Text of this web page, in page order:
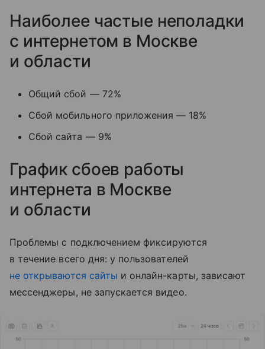
Наиболее частые неполадки
с интернетом в Москве
и области
Общий сбой — 72%
Сбой мобильного приложения — 18%
Сбой сайта — 9%
График сбоев работы
интернета в Москве
и области
Проблемы с подключением фиксируются
в течение всего дня: у пользователей
не открываются сайты и онлайн-карты, зависают
мессенджеры, не запускается видео.